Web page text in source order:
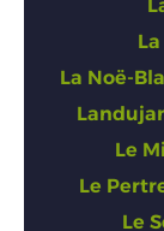
La Noë-
Le
Le
Le